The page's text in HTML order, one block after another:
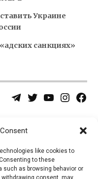
like cookies to
to these
as browsing behavior or
consent, may
Украине
санкциях»
Telegram
TwitterYouTubeInstagram